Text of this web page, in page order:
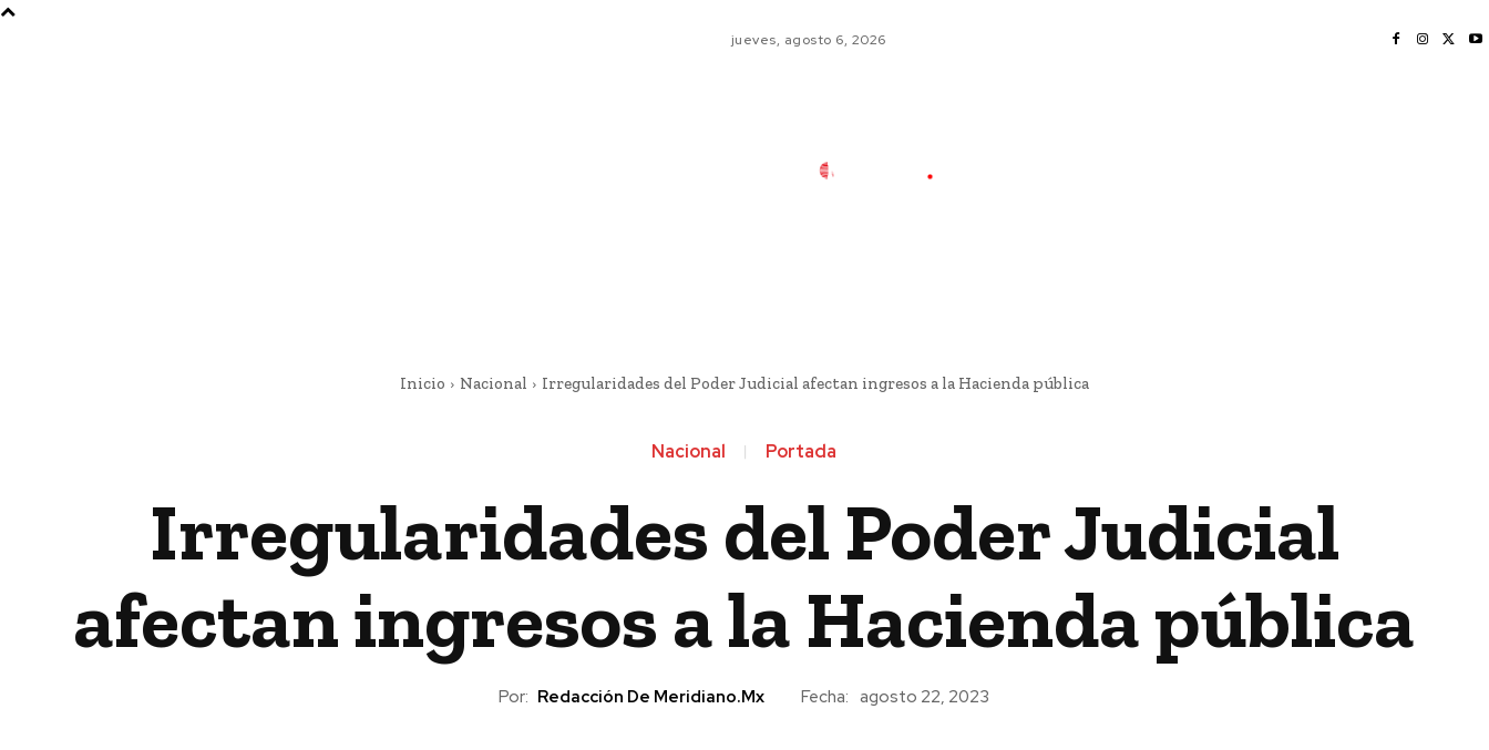
jueves, agosto 6, 2026
Inicio Nacional Irregularidades del Poder Judicial afectan ingresos a la Hacienda pública
Nacional Portada
Irregularidades del Poder Judicial
afectan ingresos a la Hacienda pública
Por: Redacción De Meridiano.mx Fecha: agosto 22, 2023